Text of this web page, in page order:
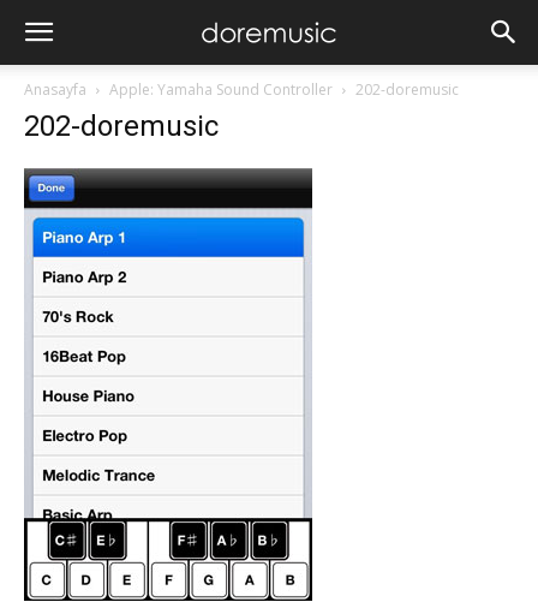
Anasayfa Apple: Yamaha Sound Controller 202-doremusic
202-doremusic